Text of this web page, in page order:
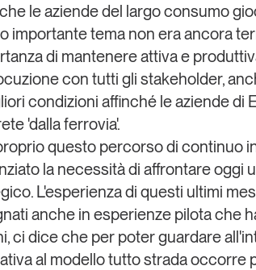
le aziende del largo consumo
importante tema non era ancora
di mantenere attiva e
con tutti gli stakeholder,
condizioni affinché le aziende di
'dalla ferrovia'.
questo percorso di continuo
la necessità di affrontare oggi
L'esperienza di questi ultimi
anche in esperienze pilota che
ci dice che per poter guardare
al modello tutto strada occorre